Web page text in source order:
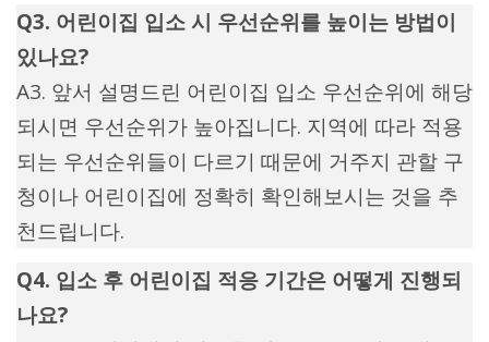
Q3. 어린이집 입소 시 우선순위를 높이는 방법이
있나요?
A3. 앞서 설명드린 어린이집 입소 우선순위에 해당
되시면 우선순위가 높아집니다. 지역에 따라 적용
되는 우선순위들이 다르기 때문에 거주지 관할 구
청이나 어린이집에 정확히 확인해보시는 것을 추
천드립니다.
Q4. 입소 후 어린이집 적응 기간은 어떻게 진행되
나요?